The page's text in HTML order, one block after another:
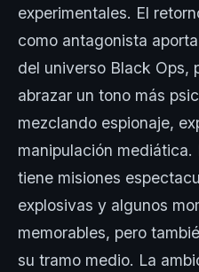
experimentales. El
como antagonista
del universo Black Ops,
abrazar un tono más
mezclando espionaje,
manipulación mediática.
tiene misiones
explosivas y algunos
memorables, pero
su tramo medio. La